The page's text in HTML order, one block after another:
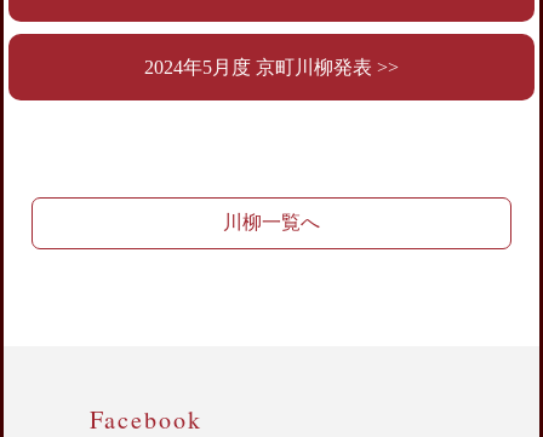
2024年5月度 京町川柳発表 >>
川柳一覧へ
Facebook